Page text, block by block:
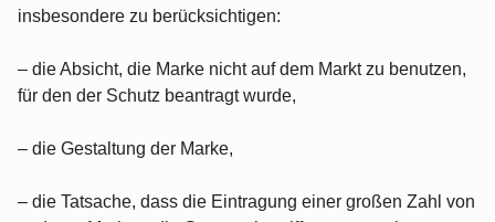
insbesondere zu berücksichtigen:
– die Absicht, die Marke nicht auf dem Markt zu benutzen,
für den der Schutz beantragt wurde,
– die Gestaltung der Marke,
– die Tatsache, dass die Eintragung einer großen Zahl von